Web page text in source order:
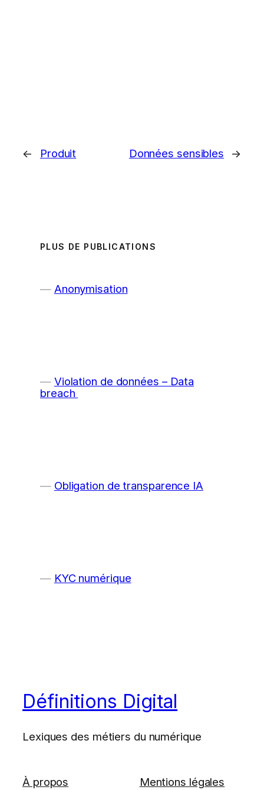
← Produit Données sensibles →
PLUS DE PUBLICATIONS
Anonymisation
Violation de données – Data
breach
Obligation de transparence IA
KYC numérique
Définitions Digital
Lexiques des métiers du numérique
À propos Mentions légales